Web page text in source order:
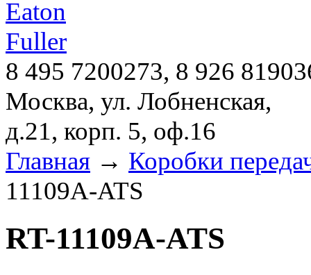
8 495 7200273, 8 926
Москва, ул. Лобненская,
д.21, корп. 5, оф.16
Главная → Коробки
11109A-ATS
RT-11109A-ATS